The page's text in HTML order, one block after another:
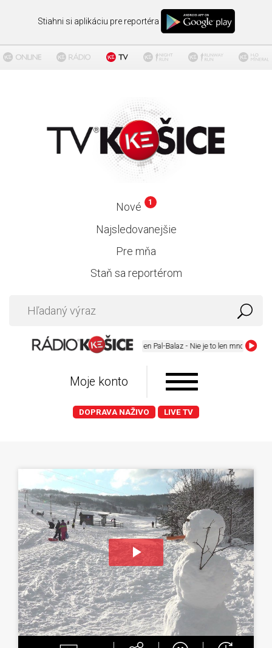
Stiahni si aplikáciu pre reportéra
Nové 1
Najsledovanejšie
Pre mňa
Staň sa reportérom
Karmen Pal-Balaz - Nie je to len mnou
Moje konto
DOPRAVA NAŽIVO LIVE TV
Play
Video